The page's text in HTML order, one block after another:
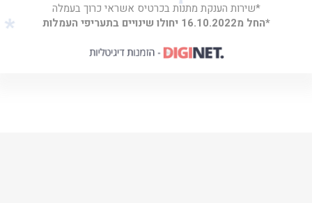
*שירות הענקת מתנות בכרטיס אשראי כרוך בעמלה
*החל מ16.10.2022 יחולו שינויים בתעריפי העמלות